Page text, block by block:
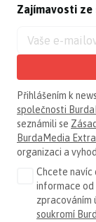
Zajímavosti ze
Přihlášením k
společnosti
seznámili se
BurdaMedia Extra
organizaci a
Chcete navíc
informace od
zpracováním
soukromí